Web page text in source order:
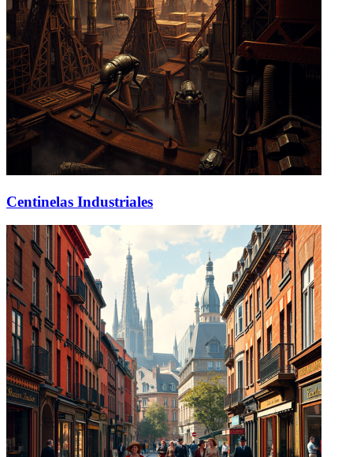
Centinelas Industriales